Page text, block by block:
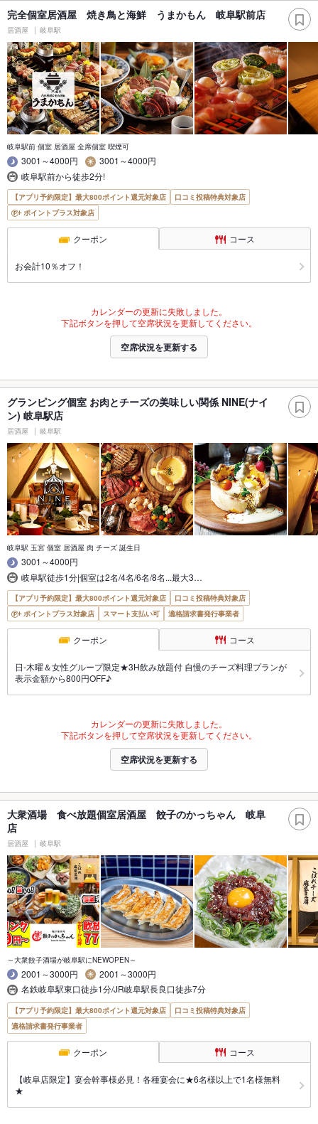
完全個室居酒屋 焼き鳥と海鮮 うまかもん 岐阜駅前店
居酒屋 岐阜駅
岐阜駅前 個室 居酒屋 全席個室 喫煙可
3001～4000円
3001～4000円
岐阜駅前から徒歩2分!
【アプリ予約限定】最大800ポイント還元対象店
口コミ投稿特典対象店
ポイントプラス対象店
クーポン コース
お会計10％オフ！
カレンダーの更新に失敗しました。
下記ボタンを押して空席状況を更新してください。
空席状況を更新する
グランピング個室 お肉とチーズの美味しい関係 NINE(ナイ
ン) 岐阜駅店
居酒屋 岐阜駅
岐阜駅 玉宮 個室 居酒屋 肉 チーズ 誕生日
3001～4000円
岐阜駅徒歩1分|個室は2名/4名/6名/8名...最大3…
【アプリ予約限定】最大800ポイント還元対象店
口コミ投稿特典対象店
ポイントプラス対象店
スマート支払い可 適格請求書発行事業者
クーポン コース
日-木曜＆女性グループ限定★3H飲み放題付 自慢のチーズ料理プランが
表示金額から800円OFF♪
カレンダーの更新に失敗しました。
下記ボタンを押して空席状況を更新してください。
空席状況を更新する
大衆酒場 食べ放題個室居酒屋 餃子のかっちゃん 岐阜
店
居酒屋 岐阜駅
～大衆餃子酒場が岐阜駅にNEWOPEN～
2001～3000円
2001～3000円
名鉄岐阜駅東口徒歩1分/JR岐阜駅長良口徒歩7分
【アプリ予約限定】最大800ポイント還元対象店
口コミ投稿特典対象店
適格請求書発行事業者
クーポン コース
【岐阜店限定】宴会幹事様必見！各種宴会に★6名様以上で1名様無料
★